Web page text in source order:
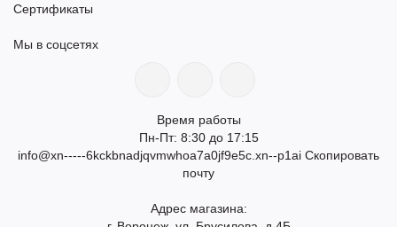
Сертификаты
Мы в соцсетях
Время работы
Пн-Пт: 8:30 до 17:15
info@xn-----6kckbnadjqvmwhoa7a0jf9e5c.xn--p1ai Скопировать
почту
Адрес магазина: